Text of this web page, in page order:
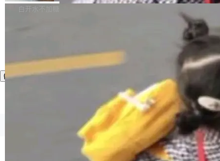
技术判断。 两行 prompt 就能个性化任何软件 C
ness 的内测，可以回复或私信联系我。请附上
Harness 负责把能力落到真实环境中——调用工
具、读写文件、管理上下文、处理错误、完成闭
环。崔添翼招人的标...
型的预览版本 SenseNova U1.5-Lite-Preview。
理解、推理、生成与编辑，还仅以 8B-MoT 的轻
量大小，将能力推进到4K、更精细的真实质感、
更复杂的视觉控制和可持续迭代编辑。 相比 U
1，U1.5-Lite-Preview 在以下方向上带来了显著
提升： 原生支持4K图像生成； 更精细的局部纹
理、细节与真实世界质感； 更准确的中英文文字
生成与复杂版式组织； 更稳定的图...
白开水不加糖
©OSCHINA(OSChina.NET) 京ICP备2025119063号